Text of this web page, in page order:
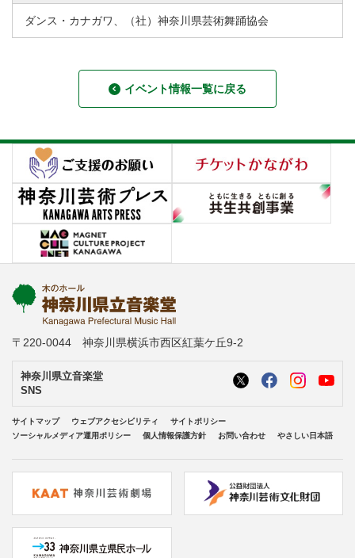
ダンス・カナガワ、（社）神奈川県芸術舞踊協会
イベント情報一覧に戻る
〒220-0044 神奈川県横浜市西区紅葉ケ丘9-2
神奈川県立音楽堂
SNS
サイトマップ ウェブアクセシビリティ
サイトポリシー
ソーシャルメディア運用ポリシー
個人情報保護方針 お問い合わせ やさしい日本語